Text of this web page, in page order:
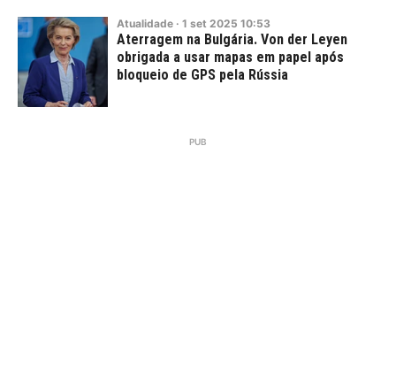
Atualidade · 1 set 2025 10:53
Aterragem na Bulgária. Von der Leyen
obrigada a usar mapas em papel após
bloqueio de GPS pela Rússia